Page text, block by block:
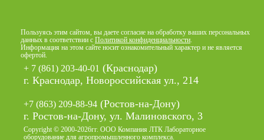
Пользуясь этим сайтом, вы даете согласие на обработку ваших персональных
данных в соответствии с Политикой конфиденциальности
Информация на этом сайте носит ознакомительный характер и не является
офертой.
+ 7 (861) 203-40-01 (Краснодар)
г. Краснодар, Новороссийская ул., 214
+7 (863) 209-88-94 (Ростов-на-Дону)
г. Ростов-на-Дону, ул. Малиновского, 3
Copyright © 2000-2026гг. ООО Компания ЛТК Лабораторное
оборудование для агропромышленного комплекса.